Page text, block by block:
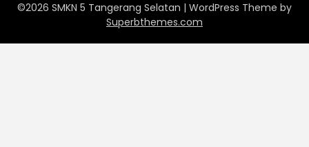
©2026 SMKN 5 Tangerang Selatan | WordPress Theme by
Superbthemes.com